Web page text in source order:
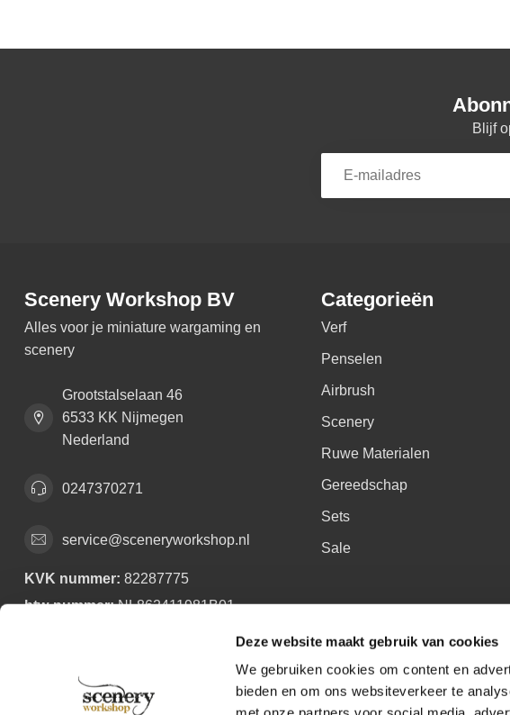
Deze website maakt gebruik van cookies
We gebruiken cookies om content en
bieden en om ons websiteverkeer te
Blijf
Scenery Workshop BV
Alles voor je miniature wargaming en
scenery
Grootstalselaan 46
6533 KK Nijmegen
Nederland
0247370271
service@sceneryworkshop.nl
KVK nummer: 82287775
btw-nummer:NL862411981B01
Categorieën
Verf
Penselen
Airbrush
Scenery
Ruwe Materialen
Gereedschap
Sets
Sale